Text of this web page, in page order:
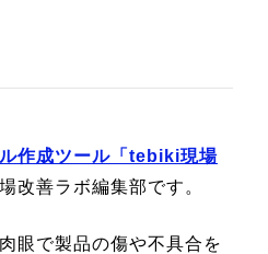
作成ツール「tebiki現場
改善ラボ編集部です。
眼で製品の傷や不具合を